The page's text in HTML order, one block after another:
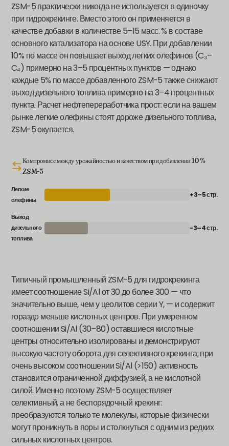
ZSM-5 практически никогда не используется в одиночку
при гидрокрекинге. Вместо этого он применяется в
качестве добавки в количестве 5–15 масс. % в составе
основного катализатора на основе USY. При добавлении
10% по массе он повышает выход легких олефинов (C₃–
C₄) примерно на 3–5 процентных пунктов — однако
каждые 5% по массе добавленного ZSM-5 также снижают
выход дизельного топлива примерно на 3–4 процентных
пункта. Расчет нефтепереработчика прост: если на вашем
рынке легкие олефины стоят дороже дизельного топлива,
ZSM-5 окупается.
Компромисс между урожайностью и качеством при добавлении 10 %
ZSM-5
Легкие
олефины
+3–5 стр.
Выход
дизельного
топлива
−3–4 стр.
Типичный промышленный ZSM-5 для гидрокрекинга
имеет соотношение Si/Al от 30 до более 300 — что
значительно выше, чем у цеолитов серии Y, — и содержит
гораздо меньше кислотных центров. При умеренном
соотношении Si/Al (30–80) оставшиеся кислотные
центры относительно изолированы и демонстрируют
высокую частоту оборота для селективного крекинга; при
очень высоком соотношении Si/Al (>150) активность
становится ограниченной диффузией, а не кислотной
силой. Именно поэтому ZSM-5 осуществляет
селективный, а не беспорядочный крекинг:
преобразуются только те молекулы, которые физически
могут проникнуть в поры и столкнуться с одним из редких
сильных кислотных центров.